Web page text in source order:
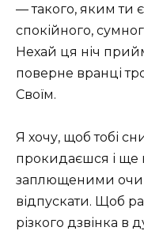
— такого, яким ти
спокійного,
Нехай ця ніч
поверне вранці
Своїм.
Я хочу, щоб тобі
прокидаєшся і ще
заплющеними
відпускати. Щоб
різкого дзвінка